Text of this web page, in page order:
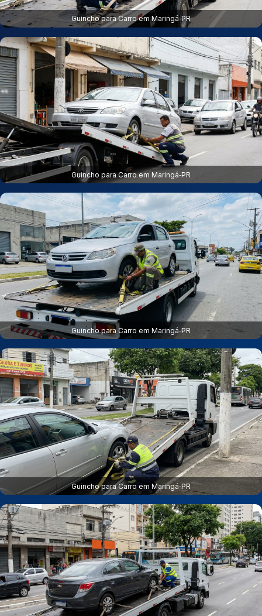
Guincho para Carro em Maringá‑PR
Guincho para Carro em Maringá‑PR
Guincho para Carro em Maringá‑PR
Guincho para Carro em Maringá‑PR